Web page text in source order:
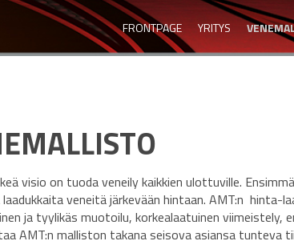
FRONTPAGE YRITYS
visio on tuoda veneily kaikkien ulottuville.
veneitä järkevään hintaan. AMT:n hinta-
ja tyylikäs muotoilu, korkealaatuinen
AMT:n malliston takana seisova asiansa